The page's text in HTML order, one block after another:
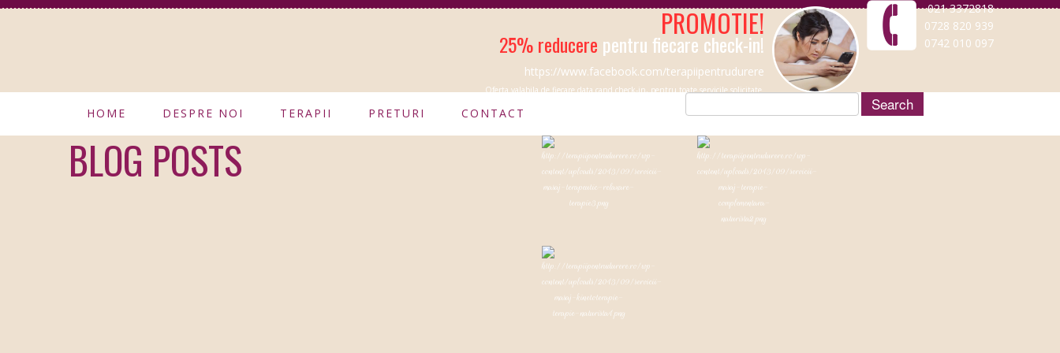
PROMOTIE!
25% reducere pentru fiecare check-in!
https://www.facebook.com/terapiipentrudurere
Oferta valabila de fiecare data cand check-in, pentru toate servicile solicitate.
021 3372818
0728 820 939
0742 010 097
HOME DESPRE NOI TERAPII PRETURI CONTACT
BLOG POSTS